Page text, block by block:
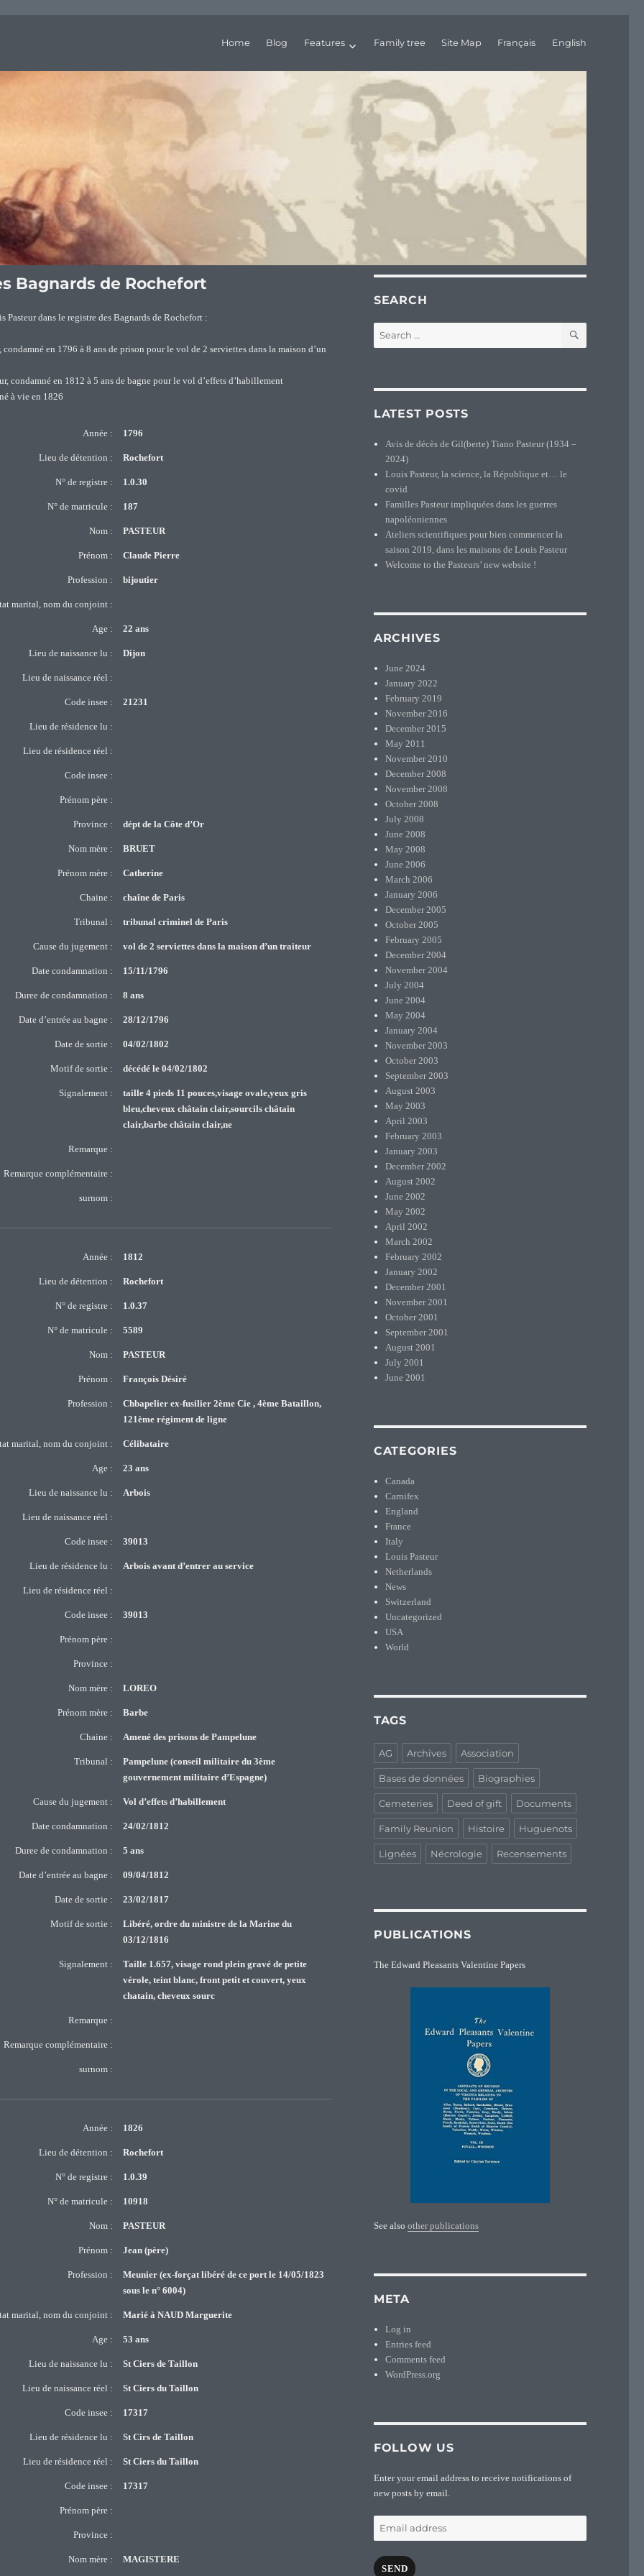
Home Blog Features Family tree Site Map Français English
Bagnards de Rochefort
Pasteur dans le registre des Bagnards de Rochefort :
condamné en 1796 à 8 ans de prison pour le vol de 2 serviettes dans la maison d’un
condamné en 1812 à 5 ans de bagne pour le vol d’effets d’habillement
à vie en 1826
Année : 1796
Lieu de détention : Rochefort
N° de registre : 1.0.30
N° de matricule : 187
Nom : PASTEUR
Prénom : Claude Pierre
Profession : bijoutier
marital, nom du conjoint :
Age : 22 ans
Lieu de naissance lu : Dijon
Lieu de naissance réel :
Code insee : 21231
Lieu de résidence lu :
Lieu de résidence réel :
Code insee :
Prénom père :
Province : dépt de la Côte d’Or
Nom mère : BRUET
Prénom mère : Catherine
Chaine : chaîne de Paris
Tribunal : tribunal criminel de Paris
Cause du jugement : vol de 2 serviettes dans la maison d’un traiteur
Date condamnation : 15/11/1796
Duree de condamnation : 8 ans
Date d’entrée au bagne : 28/12/1796
Date de sortie : 04/02/1802
Motif de sortie : décédé le 04/02/1802
Signalement :
taille 4 pieds 11 pouces,visage ovale,yeux gris
bleu,cheveux châtain clair,sourcils châtain
clair,barbe châtain clair,ne
Remarque :
Remarque complémentaire :
surnom :
Année : 1812
Lieu de détention : Rochefort
N° de registre : 1.0.37
N° de matricule : 5589
Nom : PASTEUR
Prénom : François Désiré
Profession :
Chbapelier ex-fusilier 2ème Cie , 4ème Bataillon,
121ème régiment de ligne
marital, nom du conjoint : Célibataire
Age : 23 ans
Lieu de naissance lu : Arbois
Lieu de naissance réel :
Code insee : 39013
Lieu de résidence lu : Arbois avant d’entrer au service
Lieu de résidence réel :
Code insee : 39013
Prénom père :
Province :
Nom mère : LOREO
Prénom mère : Barbe
Chaine : Amené des prisons de Pampelune
Tribunal :
Pampelune (conseil militaire du 3ème
gouvernement militaire d’Espagne)
Cause du jugement : Vol d’effets d’habillement
Date condamnation : 24/02/1812
Duree de condamnation : 5 ans
Date d’entrée au bagne : 09/04/1812
Date de sortie : 23/02/1817
Motif de sortie :
Libéré, ordre du ministre de la Marine du
03/12/1816
Signalement :
Taille 1.657, visage rond plein gravé de petite
vérole, teint blanc, front petit et couvert, yeux
chatain, cheveux sourc
Remarque :
Remarque complémentaire :
surnom :
Année : 1826
Lieu de détention : Rochefort
N° de registre : 1.0.39
N° de matricule : 10918
Nom : PASTEUR
Prénom : Jean (père)
Profession :
Meunier (ex-forçat libéré de ce port le 14/05/1823
sous le n° 6004)
marital, nom du conjoint : Marié à NAUD Marguerite
Age : 53 ans
Lieu de naissance lu : St Ciers de Taillon
Lieu de naissance réel : St Ciers du Taillon
Code insee : 17317
Lieu de résidence lu : St Cirs de Taillon
Lieu de résidence réel : St Ciers du Taillon
Code insee : 17317
Prénom père :
Province :
Nom mère : MAGISTERE
SEARCH
for:
SEARCH
LATEST POSTS
Avis de décès de Gil(berte) Tiano Pasteur (1934 –
2024)
Louis Pasteur, la science, la République et… le
covid
Familles Pasteur impliquées dans les guerres
napoléoniennes
Ateliers scientifiques pour bien commencer la
saison 2019, dans les maisons de Louis Pasteur
Welcome to the Pasteurs’ new website !
ARCHIVES
June 2024
January 2022
February 2019
November 2016
December 2015
May 2011
November 2010
December 2008
November 2008
October 2008
July 2008
June 2008
May 2008
June 2006
March 2006
January 2006
December 2005
October 2005
February 2005
December 2004
November 2004
July 2004
June 2004
May 2004
January 2004
November 2003
October 2003
September 2003
August 2003
May 2003
April 2003
February 2003
January 2003
December 2002
August 2002
June 2002
May 2002
April 2002
March 2002
February 2002
January 2002
December 2001
November 2001
October 2001
September 2001
August 2001
July 2001
June 2001
CATEGORIES
Canada
Carnifex
England
France
Italy
Louis Pasteur
Netherlands
News
Switzerland
Uncategorized
USA
World
TAGS
AG Archives Association
Bases de données Biographies
Cemeteries Deed of gift Documents
Family Reunion Histoire Huguenots
Lignées Nécrologie Recensements
PUBLICATIONS
The Edward Pleasants Valentine Papers
See also other publications
META
Log in
Entries feed
Comments feed
WordPress.org
FOLLOW US
Enter your email address to receive notifications of
new posts by email.
address
SEND